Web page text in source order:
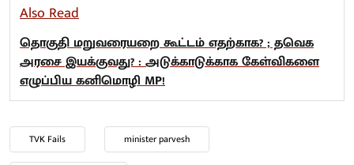
Also Read
தொகுதி மறுவரையறை கூட்டம் எதற்காக? ; தவெக
அரசை இயக்குவது? : அடுக்காடுக்காக கேள்விகளை
எழுப்பிய கனிமொழி MP!
TVK Fails minister parvesh